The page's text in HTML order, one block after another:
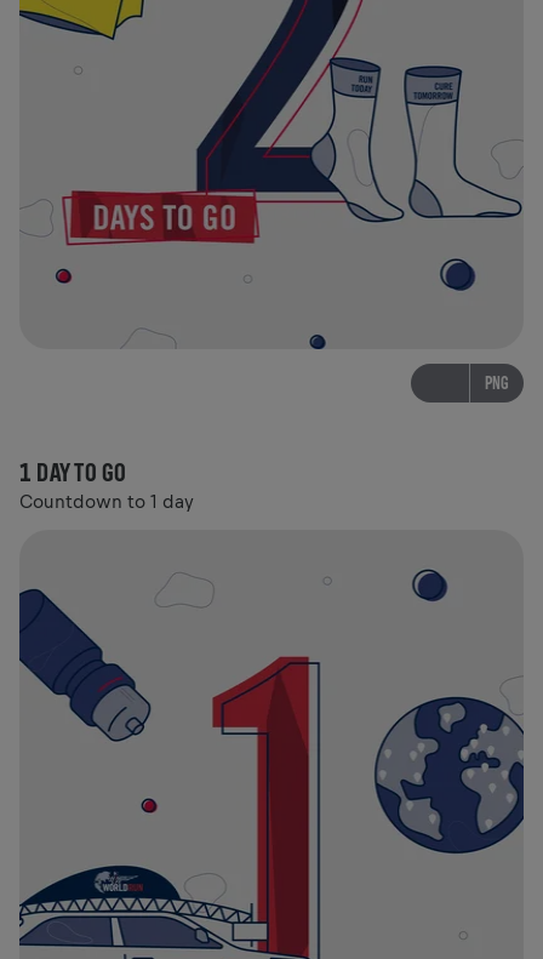
PNG
1 DAY TO GO
Countdown to 1 day